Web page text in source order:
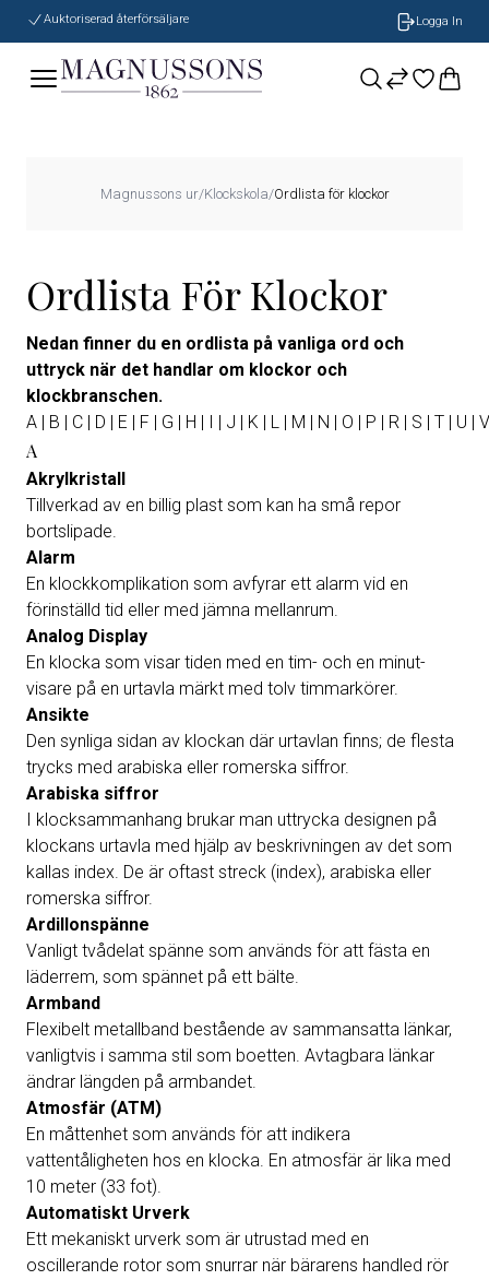
Auktoriserad återförsäljare Logga In
Magnussons ur/Klockskola/Ordlista för klockor
Ordlista För Klockor
Nedan finner du en ordlista på vanliga ord och
uttryck när det handlar om klockor och
klockbranschen.
A | B | C | D | E | F | G | H | I | J | K | L | M | N | O | P | R | S | T | U | V
A
Akrylkristall
Tillverkad av en billig plast som kan ha små repor
bortslipade.
Alarm
En klockkomplikation som avfyrar ett alarm vid en
förinställd tid eller med jämna mellanrum.
Analog Display
En klocka som visar tiden med en tim- och en minut-
visare på en urtavla märkt med tolv timmarkörer.
Ansikte
Den synliga sidan av klockan där urtavlan finns; de flesta
trycks med arabiska eller romerska siffror.
Arabiska siffror
I klocksammanhang brukar man uttrycka designen på
klockans urtavla med hjälp av beskrivningen av det som
kallas index. De är oftast streck (index), arabiska eller
romerska siffror.
Ardillonspänne
Vanligt tvådelat spänne som används för att fästa en
läderrem, som spännet på ett bälte.
Armband
Flexibelt metallband bestående av sammansatta länkar,
vanligtvis i samma stil som boetten. Avtagbara länkar
ändrar längden på armbandet.
Atmosfär (ATM)
En måttenhet som används för att indikera
vattentåligheten hos en klocka. En atmosfär är lika med
10 meter (33 fot).
Automatiskt Urverk
Ett mekaniskt urverk som är utrustad med en
oscillerande rotor som snurrar när bärarens handled rör